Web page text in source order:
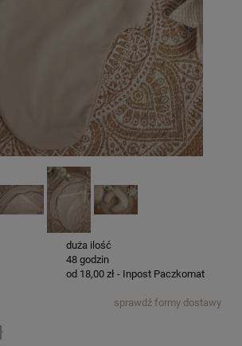
duża ilość
48 godzin
od 18,00 zł - Inpost Paczkomat
ewentualnych kosztów płatnościsprawdź formy dostawy